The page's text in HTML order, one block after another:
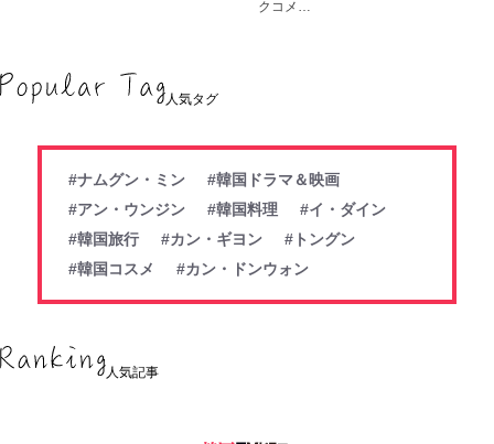
クコメ…
人気タグ
#ナムグン・ミン
#韓国ドラマ＆映画
#アン・ウンジン
#韓国料理
#イ・ダイン
#韓国旅行
#カン・ギヨン
#トングン
#韓国コスメ
#カン・ドンウォン
人気記事